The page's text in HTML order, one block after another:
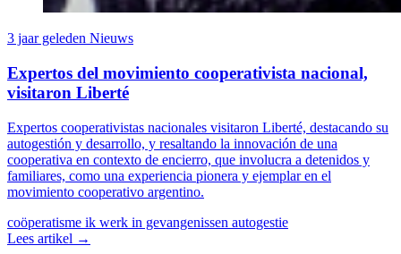
3 jaar geleden Nieuws
Expertos del movimiento cooperativista nacional,
visitaron Liberté
Expertos cooperativistas nacionales visitaron Liberté, destacando su
autogestión y desarrollo, y resaltando la innovación de una
cooperativa en contexto de encierro, que involucra a detenidos y
familiares, como una experiencia pionera y ejemplar en el
movimiento cooperativo argentino.
coöperatisme ik werk in gevangenissen autogestie
Lees artikel →